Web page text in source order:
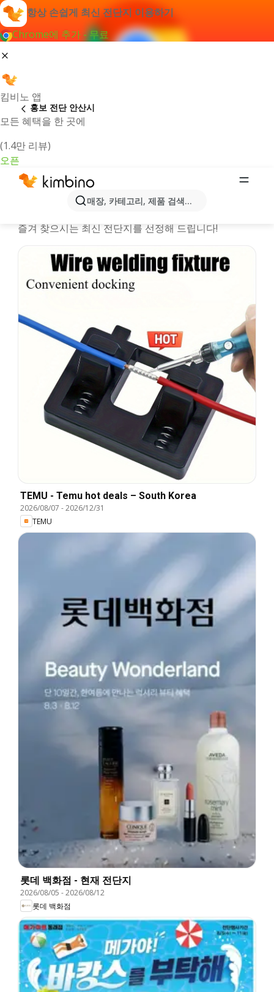
항상 손쉽게 최신 전단지 이용하기
Chrome에 추가 - 무료
킴비노 앱
모든 혜택을 한 곳에
(1.4만 리뷰)
오픈
매장, 카테고리, 제품 검색...
홍보 전단 안산시
안산시시 온라인 행사정보 및 카탈로
즐겨 찾으시는 최신 전단지를 선정해 드립니다!
TEMU - Temu hot deals – South Korea
2026/08/07 -2026/12/31
TEMU
롯데 백화점 - 현재 전단지
2026/08/05 -2026/08/12
롯데 백화점